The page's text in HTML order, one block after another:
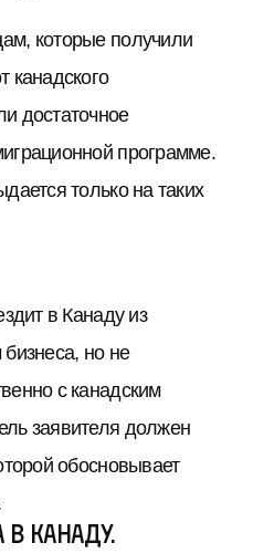
которые получили
канадского
достаточное
программе.
только на таких
в Канаду из
но не
с канадским
заявителя должен
обосновывает
в Канаду.